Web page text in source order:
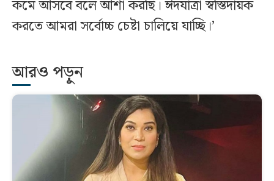
কমে আসবে বলে আশা করছি। ঈদযাত্রা স্বস্তিদায়ক
করতে আমরা সর্বোচ্চ চেষ্টা চালিয়ে যাচ্ছি।’
আরও পড়ুন